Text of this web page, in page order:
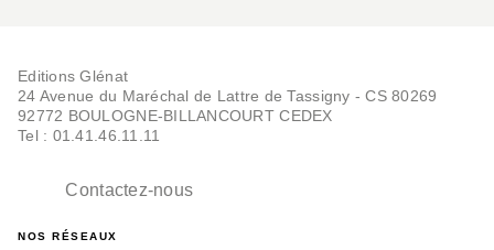
Editions Glénat
24 Avenue du Maréchal de Lattre de Tassigny - CS 80269
92772 BOULOGNE-BILLANCOURT CEDEX
Tel : 01.41.46.11.11
Contactez-nous
NOS RÉSEAUX